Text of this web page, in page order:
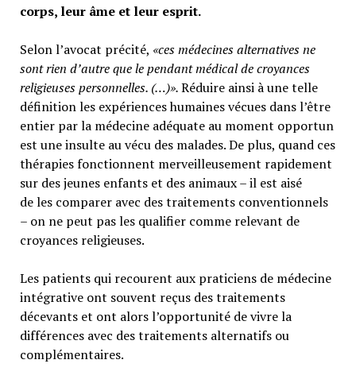
corps, leur âme et leur esprit.
Selon l’avocat précité, «ces médecines alternatives ne
sont rien d’autre que le pendant médical de croyances
religieuses personnelles. (…)».Réduire ainsi à une telle
définition les expériences humaines vécues dans l’être
entier par la médecine adéquate au moment opportun
est une insulte au vécu des malades. De plus, quand ces
thérapies fonctionnent merveilleusement rapidement
sur des jeunes enfants et des animaux – il est aisé
de les comparer avec des traitements conventionnels
– on ne peut pas les qualifier comme relevant de
croyances religieuses.
Les patients qui recourent aux praticiens de médecine
intégrative ont souvent reçus des traitements
décevants et ont alors l’opportunité de vivre la
différences avec des traitements alternatifs ou
complémentaires.